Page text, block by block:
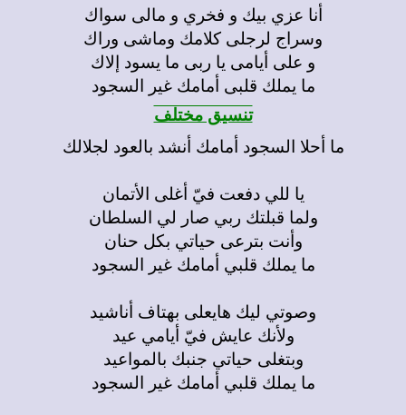
أنا عزي بيك و فخري و مالى سواك
وسراج لرجلى كلامك وماشى وراك
و على أيامى يا ربى ما يسود إلاك
ما يملك قلبى أمامك غير السجود
تنسيق مختلف
ما أحلا السجود أمامك أنشد بالعود لجلالك
يا للي دفعت فيّ أغلى الأتمان
ولما قبلتك ربي صار لي السلطان
وأنت بترعى حياتي بكل حنان
ما يملك قلبي أمامك غير السجود
وصوتي ليك هايعلى بهتاف أناشيد
ولأنك عايش فيّ أيامي عيد
وبتغلى حياتي جنبك بالمواعيد
ما يملك قلبي أمامك غير السجود